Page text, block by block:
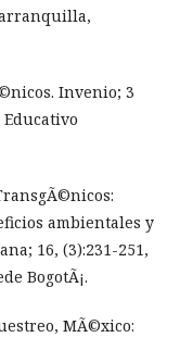
Invenio; 3
ambientales y
16, (3):231-251,
BogotÃ¡.
MÃ©xico: